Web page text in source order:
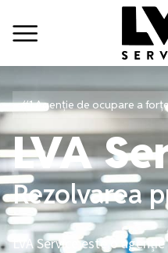
#1 Agenție de ocupare a
LVA
Rezolvarea
LVA Service este o